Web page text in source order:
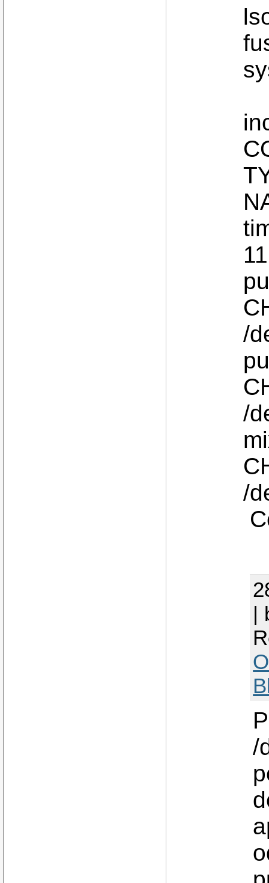
/
/
/
|
/